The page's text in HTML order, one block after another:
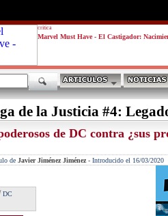
critica
Marvel Must Have - El Castigador:
de la Justicia #4:
de DC contra ¿sus
de Javier Jiménez Jiménez- Introducido el 16/03/2020
DC